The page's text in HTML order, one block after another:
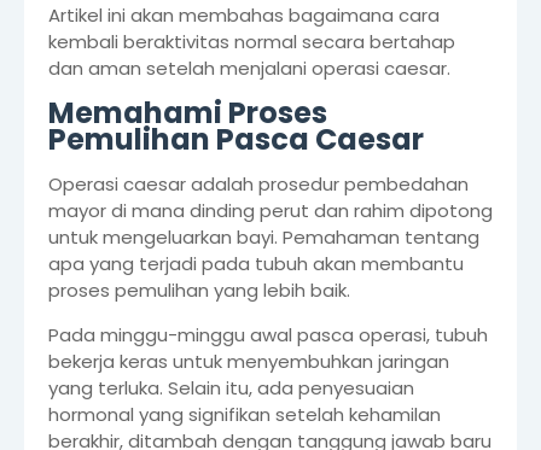
Artikel ini akan membahas bagaimana cara
kembali beraktivitas normal secara bertahap
dan aman setelah menjalani operasi caesar.
Memahami Proses
Pemulihan Pasca Caesar
Operasi caesar adalah prosedur pembedahan
mayor di mana dinding perut dan rahim dipotong
untuk mengeluarkan bayi. Pemahaman tentang
apa yang terjadi pada tubuh akan membantu
proses pemulihan yang lebih baik.
Pada minggu-minggu awal pasca operasi, tubuh
bekerja keras untuk menyembuhkan jaringan
yang terluka. Selain itu, ada penyesuaian
hormonal yang signifikan setelah kehamilan
berakhir, ditambah dengan tanggung jawab baru